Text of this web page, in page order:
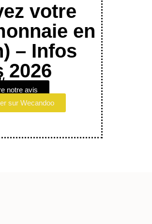
votre
en
– Infos
2026
notre avis
sur Wecandoo